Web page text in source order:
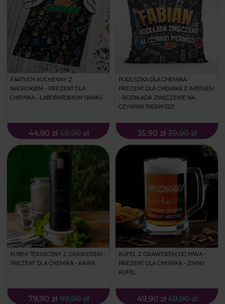
FARTUCH KUCHENNY Z
NADRUKIEM - PREZENT DLA
CHEMIKA - LABORATORIUM SMAKU
44,90 zł 59,90 zł
PODUSZKA DLA CHEMIKA -
PREZENT DLA CHEMIKA Z IMIENIEM
- ROZKŁADA ZMĘCZENIE NA
CZYNNIKI PIERWSZE
35,90 zł 39,90 zł
KUBEK TERMICZNY Z GRAWEREM -
PREZENT DLA CHEMIKA - KAWA
79,90 zł 99,90 zł
KUFEL Z GRAWEREM DO PIWA -
PREZENT DLA CHEMIKA - ZIMNY
KUFEL
49,90 zł 69,90 zł